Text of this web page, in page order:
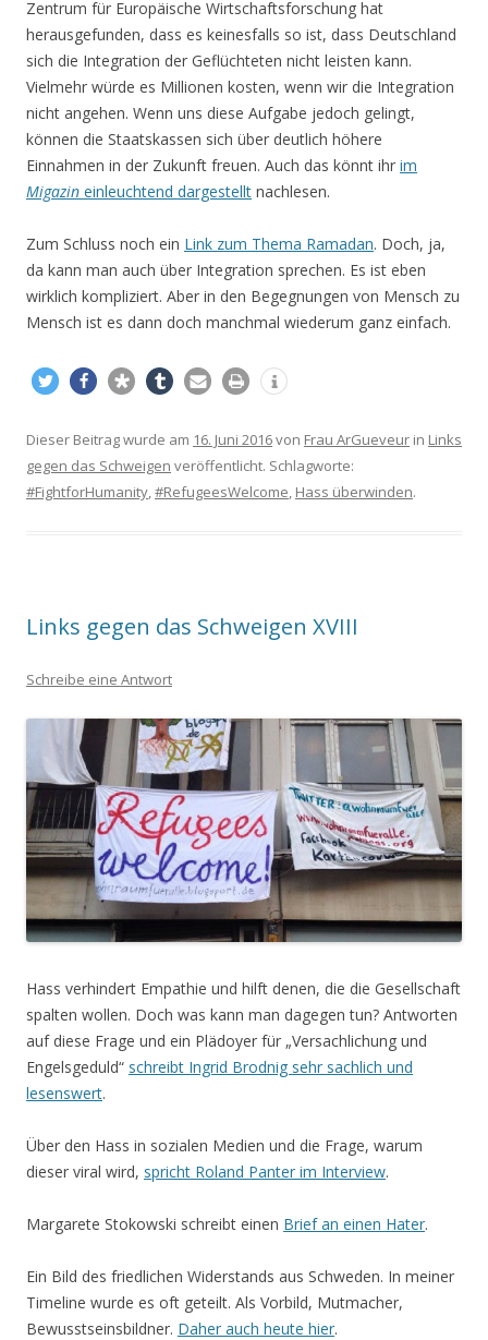
Zentrum für Europäische Wirtschaftsforschung hat
herausgefunden, dass es keinesfalls so ist, dass Deutschland
sich die Integration der Geflüchteten nicht leisten kann.
Vielmehr würde es Millionen kosten, wenn wir die Integration
nicht angehen. Wenn uns diese Aufgabe jedoch gelingt,
können die Staatskassen sich über deutlich höhere
Einnahmen in der Zukunft freuen. Auch das könnt ihr im
Migazin einleuchtend dargestellt nachlesen.
Zum Schluss noch ein Link zum Thema Ramadan. Doch, ja,
da kann man auch über Integration sprechen. Es ist eben
wirklich kompliziert. Aber in den Begegnungen von Mensch zu
Mensch ist es dann doch manchmal wiederum ganz einfach.
Dieser Beitrag wurde am 16. Juni 2016von Frau ArGueveur in Links
gegen das Schweigen veröffentlicht. Schlagworte:
#FightforHumanity,#RefugeesWelcome, Hass überwinden.
Links gegen das Schweigen XVIII
Schreibe eine Antwort
Hass verhindert Empathie und hilft denen, die die Gesellschaft
spalten wollen. Doch was kann man dagegen tun? Antworten
auf diese Frage und ein Plädoyer für „Versachlichung und
Engelsgeduld“ schreibt Ingrid Brodnig sehr sachlich und
lesenswert.
Über den Hass in sozialen Medien und die Frage, warum
dieser viral wird, spricht Roland Panter im Interview.
Margarete Stokowski schreibt einen Brief an einen Hater.
Ein Bild des friedlichen Widerstands aus Schweden. In meiner
Timeline wurde es oft geteilt. Als Vorbild, Mutmacher,
Bewusstseinsbildner. Daher auch heute hier.